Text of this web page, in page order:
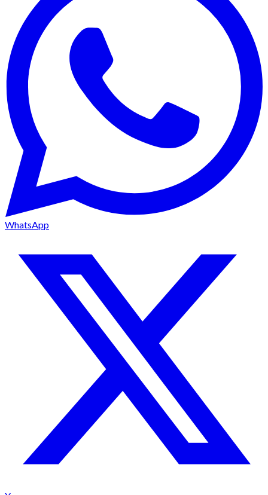
WhatsApp